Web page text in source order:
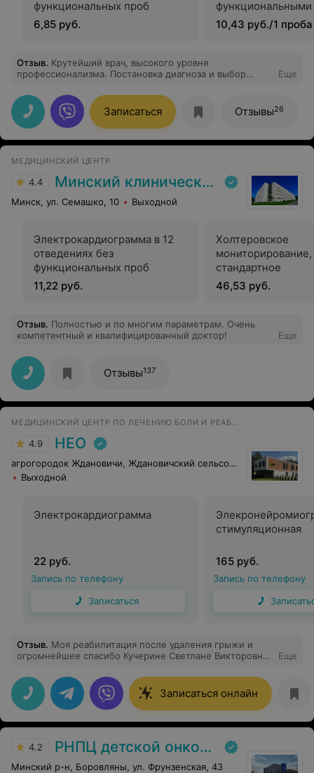
функциональных проб
6,85 руб.
10,43 руб./1 проба
Отзыв. Крутейший врач, высокого уровня
профессионализма. Постановка диагноза и выбор
популярно говорится - "без лишних слов" (и эмоций)) -
это про Веру Федоровну. Обслуживаюсь у нее уже
около семи лет (включая профсмотры) и менять
данного специалиста не собираюсь. И вам
рекомендую!
Еще
Записаться Отзывы26
МЕДИЦИНСКИЙ ЦЕНТР
4.4 Минский клинический консультативно-диагностический центр
Минск, ул. Семашко, 10 Выходной
Электрокардиограмма в 12
отведениях без
функциональных проб
11,22 руб.
Холтеровское
мониторирование,
стандартное
46,53 руб.
Отзыв. Полностью и по многим параметрам. Очень
компетентный и квалифицированный доктор!
Еще
Отзывы137
МЕДИЦИНСКИЙ ЦЕНТР ПО ЛЕЧЕНИЮ БОЛИ И РЕАБИЛИТАЦИИ
4.9 НЕО
агрогородок Ждановичи, Ждановичский сельсовет, 105
Выходной
Электрокардиограмма
22 руб.
Запись по телефону
Записаться
стимуляционная
165 руб.
Запись по телефону
Отзыв. Моя реабилитация после удаления грыжи и
огромнейшее спасибо Кучерине Светлане Викторовне,
10 сеансов позади и мы дальше продолжаем лечение.
Она мне очень помогла до операции, но к сожалению,
из-за других клиник время было упущено и я слишком
поздно обратилась в НЕО. Но я рада, что до и после
операции, Светлана курировала меня и ни на минуту
прилагает все усилия на лечение и адаптацию, я
чувствую себя хорошо и ей за это огромное спасибо
Еще
Записаться онлайн
4.2 РНПЦ детской онкологии
Минский р-н, Боровляны, ул. Фрунзенская, 43